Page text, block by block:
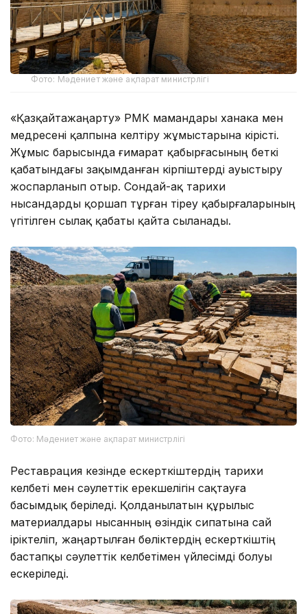
Фото: Мәдениет және ақпарат министрлігі
«Қазқайтажаңарту» РМК мамандары ханака мен
медресені қалпына келтіру жұмыстарына кірісті.
Жұмыс барысында ғимарат қабырғасының беткі
қабатындағы зақымданған кірпіштерді ауыстыру
жоспарланып отыр. Сондай-ақ тарихи
нысандарды қоршап тұрған тіреу қабырғаларының
үгітілген сылақ қабаты қайта сыланады.
Фото: Мәдениет және ақпарат министрлігі
Реставрация кезінде ескерткіштердің тарихи
келбеті мен сәулеттік ерекшелігін сақтауға
басымдық беріледі. Қолданылатын құрылыс
материалдары нысанның өзіндік сипатына сай
іріктеліп, жаңартылған бөліктердің ескерткіштің
бастапқы сәулеттік келбетімен үйлесімді болуы
ескеріледі.